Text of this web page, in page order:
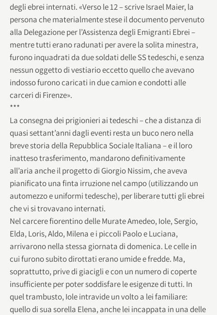
degli ebrei internati. «Verso le 12 – scrive Israel Maier, la
persona che materialmente stese il documento pervenuto
alla Delegazione per l’Assistenza degli Emigranti Ebrei –
mentre tutti erano radunati per avere la solita minestra,
furono inquadrati da due soldati delle SS tedeschi, e senza
nessun oggetto di vestiario eccetto quello che avevano
indosso furono caricati in due camion e condotti alle
carceri di Firenze».
***
La consegna dei prigionieri ai tedeschi – che a distanza di
quasi settant’anni dagli eventi resta un buco nero nella
breve storia della Repubblica Sociale Italiana – e il loro
inatteso trasferimento, mandarono definitivamente
all’aria anche il progetto di Giorgio Nissim, che aveva
pianificato una finta irruzione nel campo (utilizzando un
automezzo e uniformi tedesche), per liberare tutti gli ebrei
che vi si trovavano internati.
Nel carcere fiorentino delle Murate Amedeo, Iole, Sergio,
Elda, Loris, Aldo, Milena e i piccoli Paolo e Luciana,
arrivarono nella stessa giornata di domenica. Le celle in
cui furono subito dirottati erano umide e fredde. Ma,
soprattutto, prive di giacigli e con un numero di coperte
insufficiente per poter soddisfare le esigenze di tutti. In
quel trambusto, Iole intravide un volto a lei familiare:
quello di sua sorella Elena, anche lei incappata in una delle